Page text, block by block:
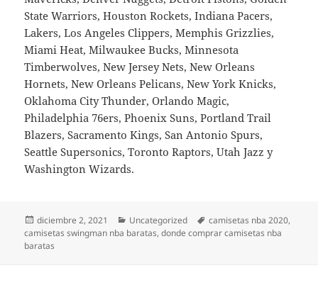
State Warriors, Houston Rockets, Indiana Pacers,
Lakers, Los Angeles Clippers, Memphis Grizzlies,
Miami Heat, Milwaukee Bucks, Minnesota
Timberwolves, New Jersey Nets, New Orleans
Hornets, New Orleans Pelicans, New York Knicks,
Oklahoma City Thunder, Orlando Magic,
Philadelphia 76ers, Phoenix Suns, Portland Trail
Blazers, Sacramento Kings, San Antonio Spurs,
Seattle Supersonics, Toronto Raptors, Utah Jazz y
Washington Wizards.
Publicado
el
diciembre 2, 2021 Categorías
Uncategorized Etiquetas
camisetas nba 2020,
camisetas swingman nba baratas,donde comprar camisetas nba
baratas